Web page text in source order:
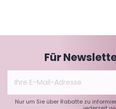
Für
Nur um Sie über Rabatte zu